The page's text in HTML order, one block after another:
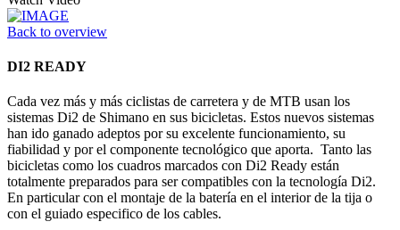
Back to overview
DI2 READY
Cada vez más y más ciclistas de carretera y de MTB usan los
sistemas Di2 de Shimano en sus bicicletas. Estos nuevos sistemas
han ido ganado adeptos por su excelente funcionamiento, su
fiabilidad y por el componente tecnológico que aporta. Tanto las
bicicletas como los cuadros marcados con Di2 Ready están
totalmente preparados para ser compatibles con la tecnología Di2.
En particular con el montaje de la batería en el interior de la tija o
con el guiado especifico de los cables.